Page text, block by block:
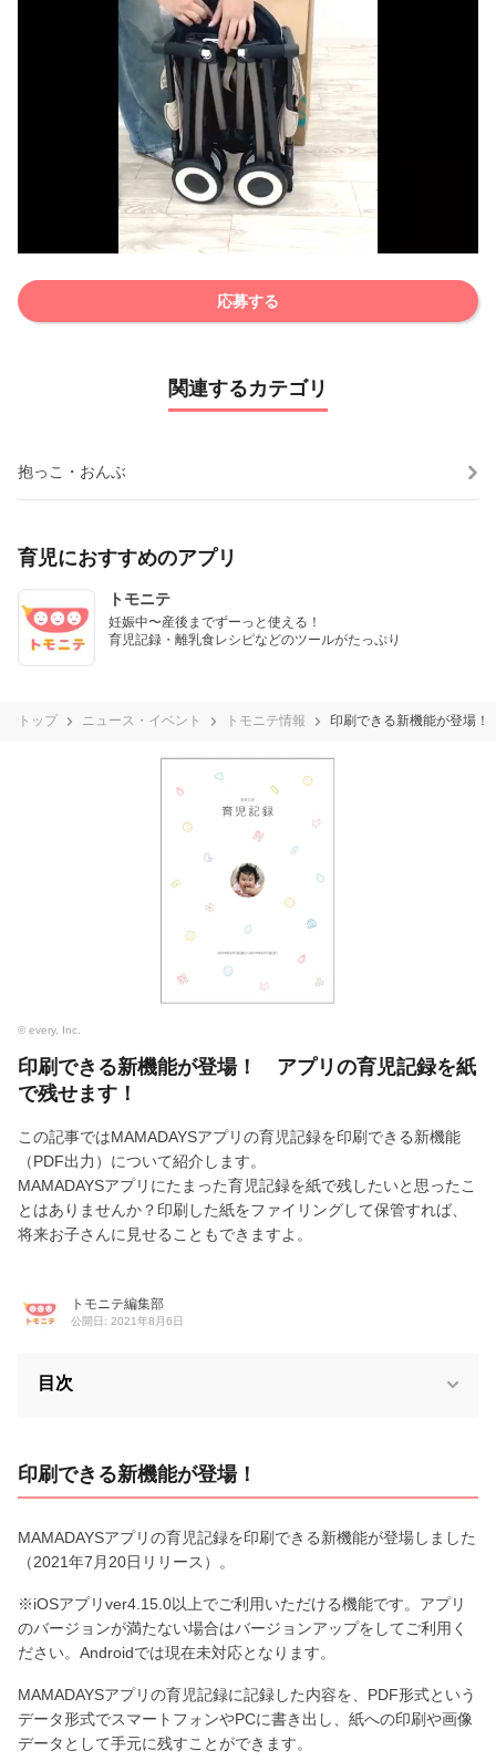
応募する
関連するカテゴリ
抱っこ・おんぶ
育児におすすめのアプリ
トモニテ
妊娠中〜産後までずーっと使える！
育児記録・離乳食レシピなどのツールがたっぷり
トップ ニュース・イベント トモニテ情報 印刷できる新機能が登場
© every, Inc.
印刷できる新機能が登場！ アプリの育児記録を紙
で残せます！
この記事ではMAMADAYSアプリの育児記録を印刷できる新機能
（PDF出力）について紹介します。
MAMADAYSアプリにたまった育児記録を紙で残したいと思ったこ
とはありませんか？印刷した紙をファイリングして保管すれば、
将来お子さんに見せることもできますよ。
トモニテ編集部
公開日: 2021年8月6日
目次
印刷できる新機能が登場！
MAMADAYSアプリの育児記録を印刷できる新機能が登場しました
（2021年7月20日リリース）。
※iOSアプリver4.15.0以上でご利用いただける機能です。アプリ
のバージョンが満たない場合はバージョンアップをしてご利用く
ださい。Androidでは現在未対応となります。
MAMADAYSアプリの育児記録に記録した内容を、PDF形式という
データ形式でスマートフォンやPCに書き出し、紙への印刷や画像
データとして手元に残すことができます。